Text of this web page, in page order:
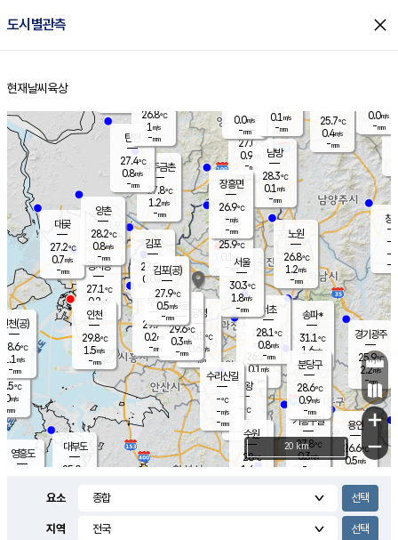
도시별관측 close
홈
현재날씨 육상
의도
℃
m/s
mm
영흥도
양주
27.0℃
0.9
-mm
과천
26.2℃
0.1m/s
- mm
용인
26.6℃
0.5m/s
경기광주
25.9℃
2.2m/s
-mm
대부도
25.0
경서동
27.1℃
0.2 m/s
-mm
파주금촌
27.8℃
1.2m/s
-mm
25.7℃
0.4m/s
-mm
대곶
27.2℃
0.7m/s
-mm
창
-
-m/
-
탄현
27.4℃
0.8m/s
-mm
0.0m/s
-mm
의왕
- ℃
m/s
mm
김포
27.9℃
0.0 m/s
mm
광명
30.5 ℃
0.6 m/s
-mm
부천
29.7℃
0.2m/s
-mm
양촌
28.2℃
0.8m/s
-mm
구로
29.6℃
0.3m/s
-mm
은평
25.9℃
0.1 m/s
- mm
노원
26.8℃
1.2m/s
-mm
송파*
31.1℃
1.6m/s
-mm
서초
28.1℃
0.8m/s
-mm
남방
28.3℃
0.1 m/s
-mm
기흥구갈
27.8℃
0.3m/s
-
수리산길
-℃
-m/s
-mm
분당구
28.6℃
0.9m/s
-mm
장흥면
26.9℃
-m/s
-mm
0.0m/s
-mm
인천(공)
28.6℃
1.1 m/s
-mm
김포(공)
27.9℃
0.5m/s
-mm
수원
28℃
1.4 m/s
인천
29.8℃
1.5m/s
-mm
서울
30.3℃
1.8m/s
-mm
26.8℃
1 m/s
-mm
0.1 m/s
-mm
+
−
20 km
요소
지역